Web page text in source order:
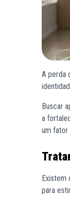
A perda
Buscar
a
um fator
Existem
para